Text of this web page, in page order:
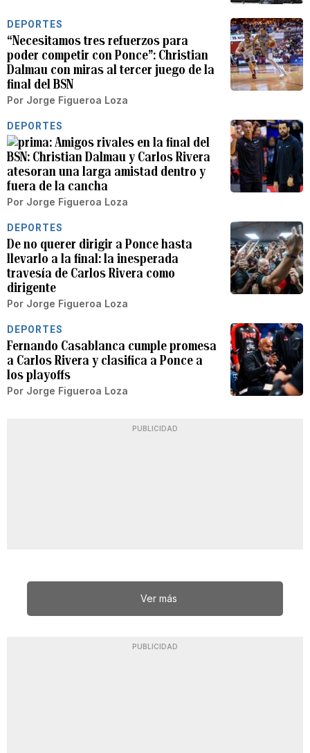
DEPORTES
“Necesitamos tres refuerzos para
poder competir con Ponce”: Christian
Dalmau con miras al tercer juego de la
final del BSN
Por Jorge Figueroa Loza
DEPORTES
Amigos rivales en la final del
BSN: Christian Dalmau y Carlos Rivera
atesoran una larga amistad dentro y
fuera de la cancha
Por Jorge Figueroa Loza
DEPORTES
De no querer dirigir a Ponce hasta
llevarlo a la final: la inesperada
travesía de Carlos Rivera como
dirigente
Por Jorge Figueroa Loza
DEPORTES
Fernando Casablanca cumple promesa
a Carlos Rivera y clasifica a Ponce a
los playoffs
Por Jorge Figueroa Loza
PUBLICIDAD
Ver más
PUBLICIDAD